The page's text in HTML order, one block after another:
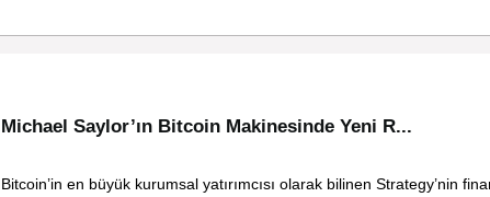
Michael Saylor’ın Bitcoin Makinesinde Yeni R...
Bitcoin’in en büyük kurumsal yatırımcısı olarak bilinen Strategy’nin